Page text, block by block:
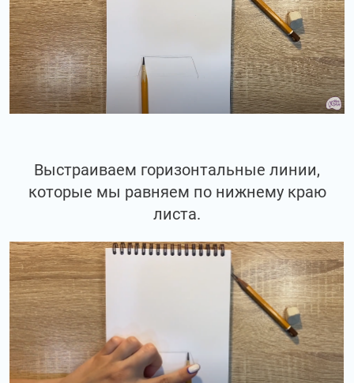
Выстраиваем горизонтальные линии,
которые мы равняем по нижнему краю
листа.